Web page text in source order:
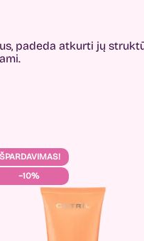
padeda atkurti jų
−10%